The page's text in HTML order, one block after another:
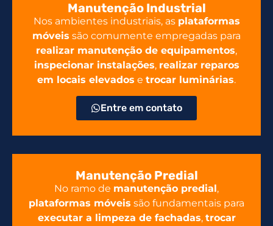
Manutenção Industrial
Nos ambientes industriais, as plataformas
móveis são comumente empregadas para
realizar manutenção de equipamentos,
inspecionar instalações, realizar reparos
em locais elevados e trocar luminárias.
Entre em contato
Manutenção Predial
No ramo de manutenção predial,
plataformas móveis são fundamentais para
executar a limpeza de fachadas, trocar